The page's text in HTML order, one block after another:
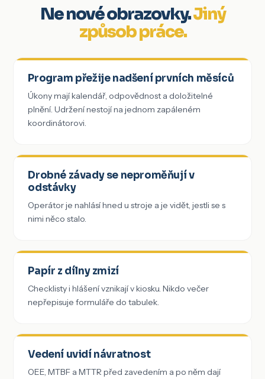
Ne nové obrazovky.Jiný
způsob práce.
Program přežije nadšení prvních měsíců
Úkony mají kalendář, odpovědnost a doložitelné
plnění. Udržení nestojí na jednom zapáleném
koordinátorovi.
Drobné závady se neproměňují v
odstávky
Operátor je nahlásí hned u stroje a je vidět, jestli se s
nimi něco stalo.
Papír z dílny zmizí
Checklisty i hlášení vznikají v kiosku. Nikdo večer
nepřepisuje formuláře do tabulek.
Vedení uvidí návratnost
OEE, MTBF a MTTR před zavedením a po něm dají